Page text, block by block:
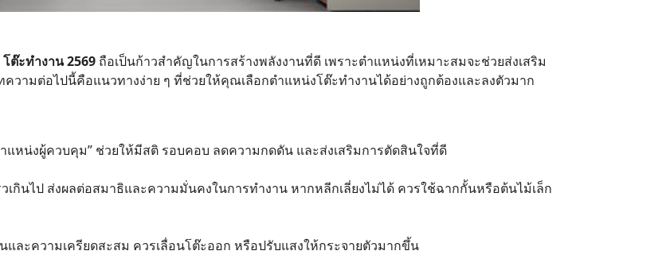
โต๊ะทำงาน 2569 ถือเป็นก้าวสำคัญในการสร้างพลังงานที่ดี เพราะตำแหน่งที่เหมาะสมจะช่วยส่งเสริม
วามต่อไปนี้คือแนวทางง่าย ๆ ที่ช่วยให้คุณเลือกตำแหน่งโต๊ะทำงานได้อย่างถูกต้องและลงตัวมาก
แหน่งผู้ควบคุม” ช่วยให้มีสติ รอบคอบ ลดความกดดัน และส่งเสริมการตัดสินใจที่ดี
กินไป ส่งผลต่อสมาธิและความมั่นคงในการทำงาน หากหลีกเลี่ยงไม่ได้ ควรใช้ฉากกั้นหรือต้นไม้เล็ก
และความเครียดสะสม ควรเลื่อนโต๊ะออก หรือปรับแสงให้กระจายตัวมากขึ้น